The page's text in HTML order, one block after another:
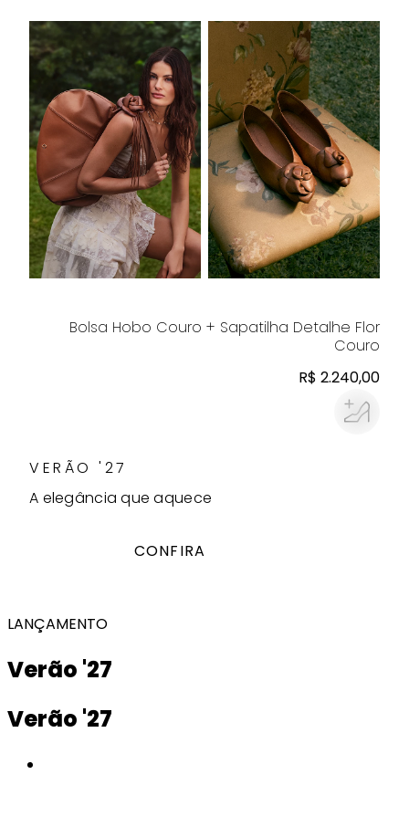
Bolsa Hobo Couro + Sapatilha Detalhe Flor
Couro
R$ 2.240,00
VERÃO '27
A elegância que aquece
CONFIRA
LANÇAMENTO
Verão '27
Verão '27